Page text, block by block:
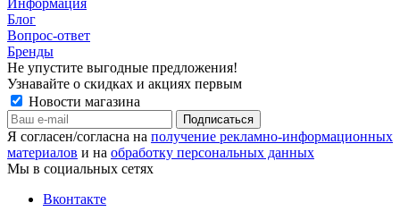
Блог
Вопрос-ответ
Бренды
Не упустите выгодные предложения!
Узнавайте о скидках и акциях первым
Новости магазина
Я согласен/согласна на получение рекламно-информационных
материалов и на обработку персональных данных
Мы в социальных сетях
Вконтакте